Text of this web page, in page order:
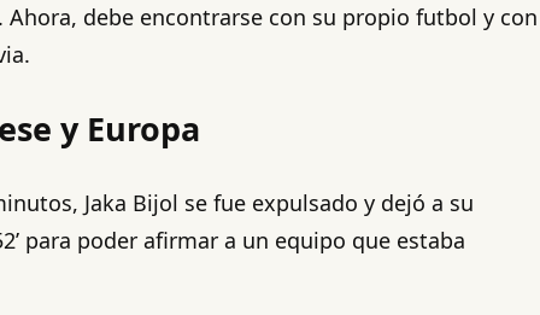
debe encontrarse con su propio futbol y con
y Europa
Jaka Bijol se fue expulsado y dejó a su
para poder afirmar a un equipo que estaba